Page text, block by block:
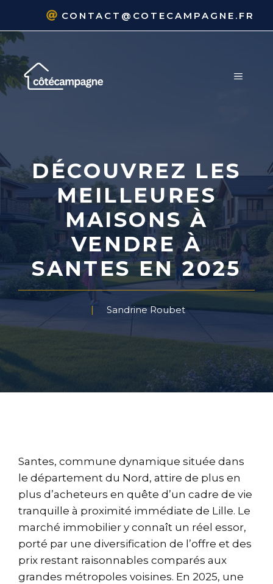
contenu
CONTACT@COTECAMPAGNE.FR
MENU
DÉCOUVREZ LES
MEILLEURES
MAISONS À
VENDRE À
SANTES EN 2025
Sandrine Roubet
Santes, commune dynamique située dans
le département du Nord, attire de plus en
plus d’acheteurs en quête d’un cadre de vie
tranquille à proximité immédiate de Lille. Le
marché immobilier y connaît un réel essor,
porté par une diversification de l’offre et des
prix restant raisonnables comparés aux
grandes métropoles voisines. En 2025, une